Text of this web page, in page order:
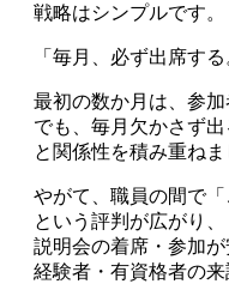
戦略はシンプルです。
「毎月、必ず出席す
最初の数か月は、参加
でも、毎月欠かさず
と関係性を積み重ねま
やがて、職員の間で「
という評判が広がり、
説明会の着席・参加が
経験者・有資格者の来